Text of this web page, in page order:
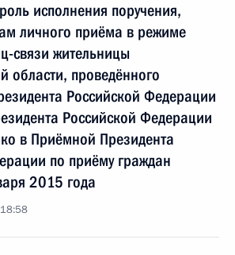
исполнения поручения,
личного приёма в режиме
связи жительницы
области, проведённого
Российской Федерации
Российской Федерации
в Приёмной Президента
по приёму граждан
2015 года